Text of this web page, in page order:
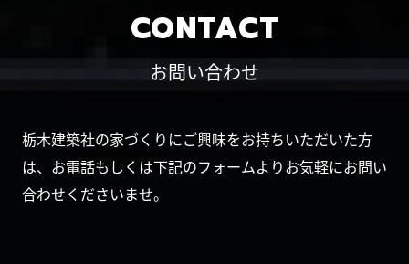
CONTACT
お問い合わせ
栃木建築社の家づくりにご興味をお持ちいただいた方
は、お電話もしくは下記のフォームよりお気軽にお問い
合わせくださいませ。